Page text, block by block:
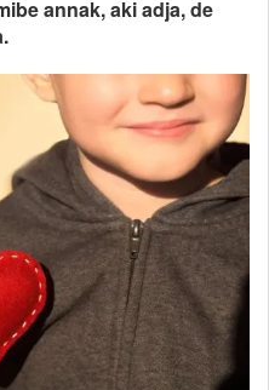
annak, aki adja, de